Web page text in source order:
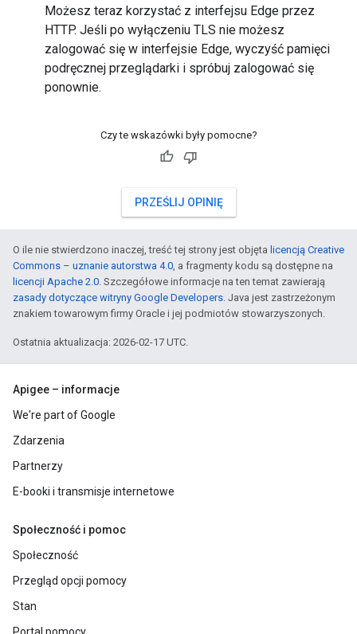
Możesz teraz korzystać z interfejsu Edge przez
HTTP. Jeśli po wyłączeniu TLS nie możesz
zalogować się w interfejsie Edge, wyczyść pamięci
podręcznej przeglądarki i spróbuj zalogować się
ponownie.
Czy te wskazówki były pomocne?
PRZEŚLIJ OPINIĘ
O ile nie stwierdzono inaczej, treść tej strony jest objęta licencją Creative
Commons – uznanie autorstwa 4.0 , a fragmenty kodu są dostępne na
licencji Apache 2.0 . Szczegółowe informacje na ten temat zawierają
zasady dotyczące witryny Google Developers . Java jest zastrzeżonym
znakiem towarowym firmy Oracle i jej podmiotów stowarzyszonych.
Ostatnia aktualizacja: 2026-02-17 UTC.
Apigee – informacje
We're part of Google
Zdarzenia
Partnerzy
E-booki i transmisje internetowe
Społeczność i pomoc
Społeczność
Przegląd opcji pomocy
Stan